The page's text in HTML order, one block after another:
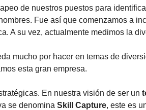
de nuestros puestos para
Fue así que comenzamos a
A su vez, actualmente medimos la
mucho por hacer en temas de
esta gran empresa.
En nuestra visión de ser un
se denomina Skill Capture, este es